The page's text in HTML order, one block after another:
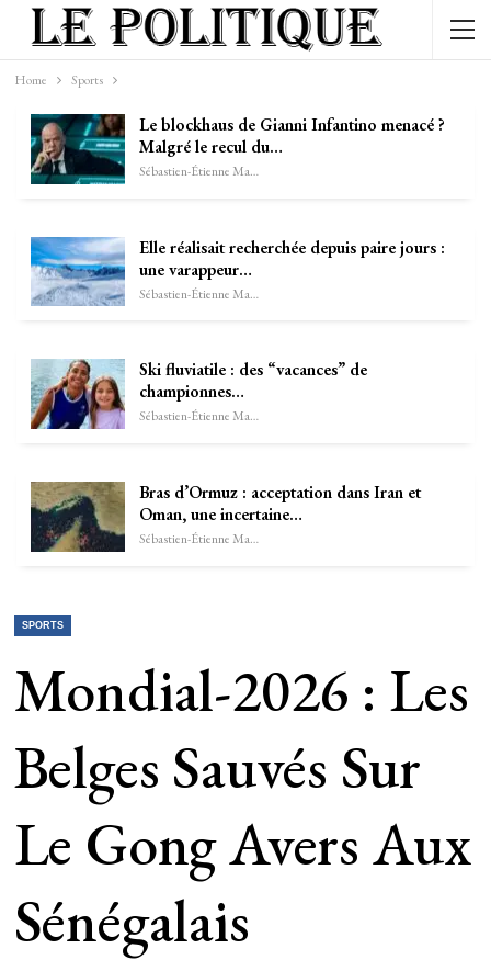
Home Sports
Le blockhaus de Gianni Infantino menacé ?
Malgré le recul du…
Sébastien-Étienne Marechal
Elle réalisait recherchée depuis paire jours :
une varappeur…
Sébastien-Étienne Marechal
Ski fluviatile : des “vacances” de
championnes…
Sébastien-Étienne Marechal
Bras d’Ormuz : acceptation dans Iran et
Oman, une incertaine…
Sébastien-Étienne Marechal
SPORTS
Mondial-2026 : Les
Belges Sauvés Sur
Le Gong Avers Aux
Sénégalais